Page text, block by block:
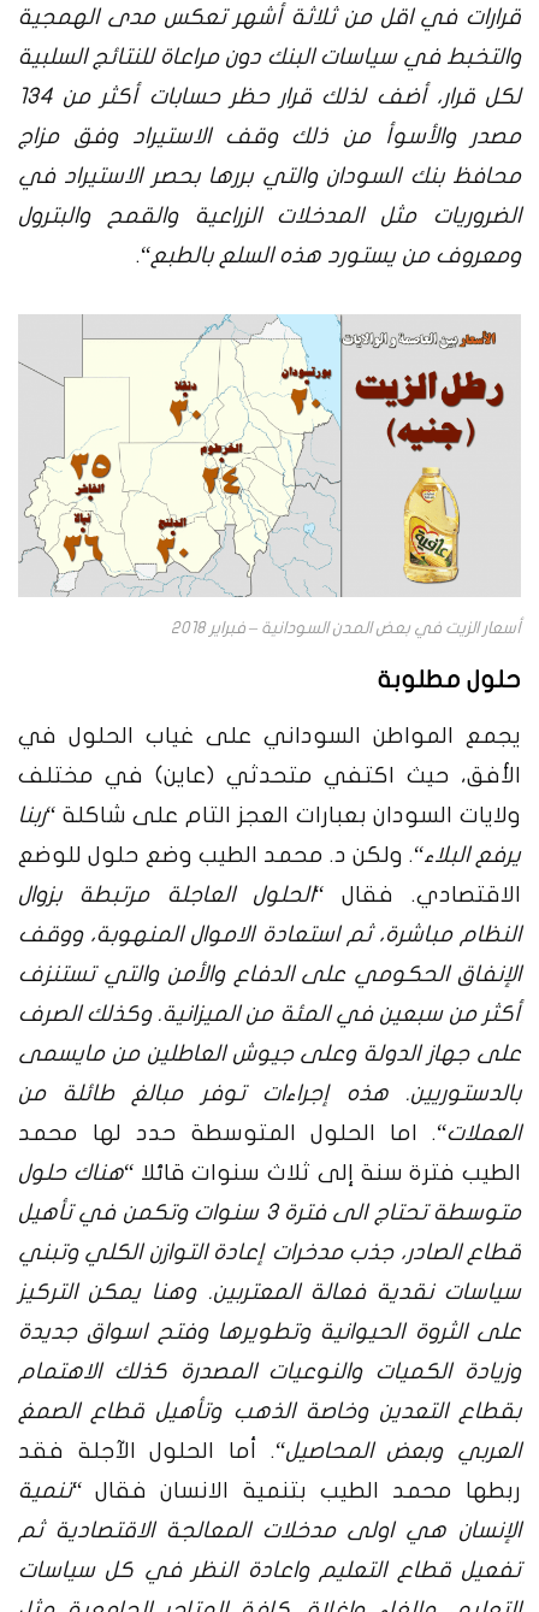
قرارات في اقل من ثلاثة أشهر تعكس مدى الهمجية
والتخبط في سياسات البنك دون مراعاة للنتائج السلبية
لكل قرار،
أضف لذلك قرار حظر حسابات أكثر من 134
مصدر والأسوأ من ذلك وقف الاستيراد وفق مزاج
محافظ بنك السودان والتي بررها بحصر الاستيراد في
الضروريات مثل المدخلات الزراعية والقمح والبترول
ومعروف من يستورد هذه السلع بالطبع“.
أسعار الزيت في بعض المدن السودانية – فبراير 2018
حلول مطلوبة
يجمع المواطن السوداني على غياب الحلول في
الأفق، حيث اكتفي متحدثي (عاين) في مختلف
ولايات السودان بعبارات العجز التام على شاكلة “ربنا
يرفع البلاء“. ولكن د. محمد الطيب وضع حلول للوضع
الاقتصادي. فقال “الحلول العاجلة مرتبطة بزوال
النظام مباشرة، ثم استعادة الاموال المنهوبة، ووقف
الإنفاق الحكومي على الدفاع والأمن والتي تستنزف
أكثر من سبعين في المئة من الميزانية. وكذلك الصرف
على جهاز الدولة وعلى جيوش العاطلين من مايسمى
بالدستوريين. هذه إجراءات توفر مبالغ طائلة من
العملات“. اما الحلول المتوسطة حدد لها محمد
الطيب فترة سنة إلى ثلاث سنوات قائلا “هناك حلول
متوسطة تحتاج الى فترة 3 سنوات وتكمن في تأهيل
قطاع الصادر، جذب مدخرات إعادة التوازن الكلي وتبني
سياسات نقدية فعالة المعتربين. وهنا يمكن التركيز
على الثروة الحيوانية وتطويرها وفتح اسواق جديدة
وزيادة الكميات والنوعيات المصدرة كذلك الاهتمام
بقطاع التعدين وخاصة الذهب وتأهيل قطاع الصمغ
العربي وبعض المحاصيل“. أما الحلول الآجلة فقد
ربطها محمد الطيب بتنمية الانسان فقال “تنمية
الإنسان هي اولى مدخلات المعالجة الاقتصادية ثم
تفعيل قطاع التعليم واعادة النظر في كل سياسات